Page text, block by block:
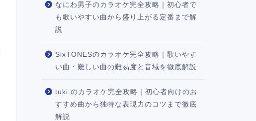
なにわ男子のカラオケ完全攻略｜初心者で
も歌いやすい曲から盛り上がる定番まで解
説
SixTONESのカラオケ完全攻略｜歌いやす
い曲・難しい曲の難易度と音域を徹底解説
tuki.のカラオケ完全攻略｜初心者向けのお
すすめ曲から独特な表現力のコツまで徹底
解説